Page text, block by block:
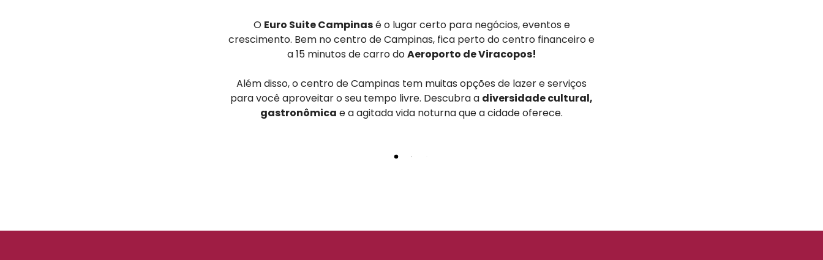
O Euro Suite Campinasé o lugar certo para negócios, eventos e
crescimento. Bem no centro de Campinas, fica perto do centro financeiro e
a 15 minutos de carro doAeroporto de Viracopos!
Além disso, o centro de Campinas tem muitas opções de lazer e serviços
para você aproveitar o seu tempo livre. Descubra a diversidade cultural,
gastronômica e a agitada vida noturna que a cidade oferece.